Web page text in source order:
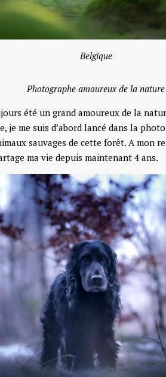
Belgique
Photographe amoureux de la nature
été un grand amoureux de la
je me suis d’abord lancé dans la
sauvages de cette forêt. A mon
ma vie depuis maintenant 4 ans.